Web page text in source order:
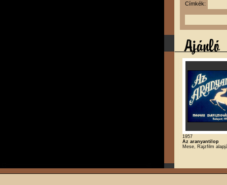
Címkék:
1957
Az aranyantilop
Mese, Rajzfilm